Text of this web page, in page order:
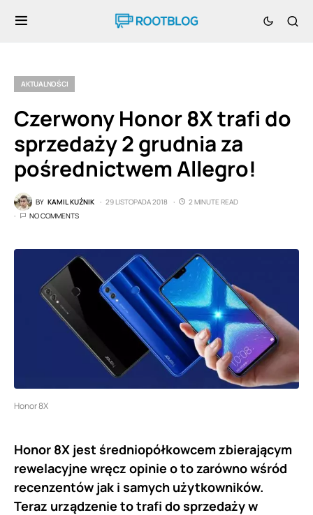
AKTUALNOŚCI
Czerwony Honor 8X trafi do
sprzedaży 2 grudnia za
pośrednictwem Allegro!
BY KAMIL KUŹNIK 29 LISTOPADA 2018
2 MINUTE READ
NO COMMENTS
Honor 8X
Honor 8X jest średniopółkowcem zbierającym
rewelacyjne wręcz opinie o to zarówno wśród
recenzentów jak i samych użytkowników.
Teraz urządzenie to trafi do sprzedaży w